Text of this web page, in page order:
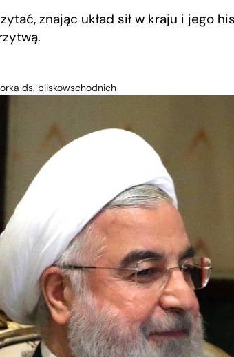
znając układ sił w kraju i jego
ds. bliskowschodnich